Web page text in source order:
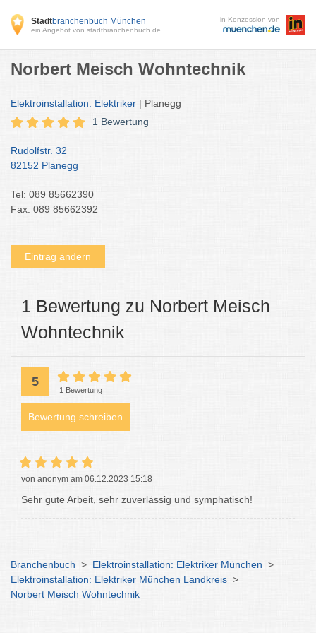
Stadtbranchenbuch München
ein Angebot von stadtbranchenbuch.de
in Konzession von
Norbert Meisch Wohntechnik
Elektroinstallation: Elektriker | Planegg
1 Bewertung
Rudolfstr. 32
82152 Planegg
Tel: 089 85662390
Fax: 089 85662392
Eintrag ändern
1 Bewertung zu Norbert Meisch
Wohntechnik
5
1 Bewertung
Bewertung schreiben
von anonym am 06.12.2023 15:18
Sehr gute Arbeit, sehr zuverlässig und symphatisch!
Branchenbuch > Elektroinstallation: Elektriker München >
Elektroinstallation: Elektriker München Landkreis >
Norbert Meisch Wohntechnik